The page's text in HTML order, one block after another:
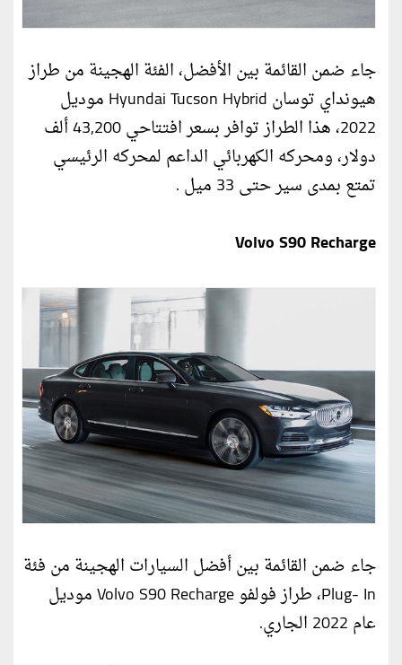
جاء ضمن القائمة بين الأفضل، الفئة الهجينة من طراز
هيونداي توسان Hyundai Tucson Hybrid موديل
2022، هذا الطراز توافر بسعر افتتاحي 43,200 ألف
دولار، ومحركه الكهربائي الداعم لمحركه الرئيسي
تمتع بمدى سير حتى 33 ميل .
Volvo S90 Recharge
جاء ضمن القائمة بين أفضل السيارات الهجينة من فئة
Plug- In، طراز فولفو Volvo S90 Recharge موديل
عام 2022 الجاري.